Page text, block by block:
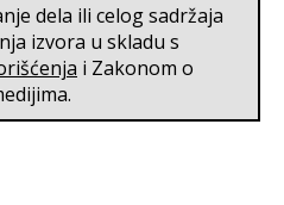
dela ili celog sadržaja
izvora u skladu s
i Zakonom o